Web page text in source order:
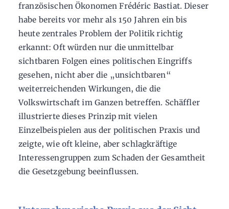
französischen Ökonomen Frédéric Bastiat. Dieser
habe bereits vor mehr als 150 Jahren ein bis
heute zentrales Problem der Politik richtig
erkannt: Oft würden nur die unmittelbar
sichtbaren Folgen eines politischen Eingriffs
gesehen, nicht aber die „unsichtbaren“
weiterreichenden Wirkungen, die die
Volkswirtschaft im Ganzen betreffen. Schäffler
illustrierte dieses Prinzip mit vielen
Einzelbeispielen aus der politischen Praxis und
zeigte, wie oft kleine, aber schlagkräftige
Interessengruppen zum Schaden der Gesamtheit
die Gesetzgebung beeinflussen.